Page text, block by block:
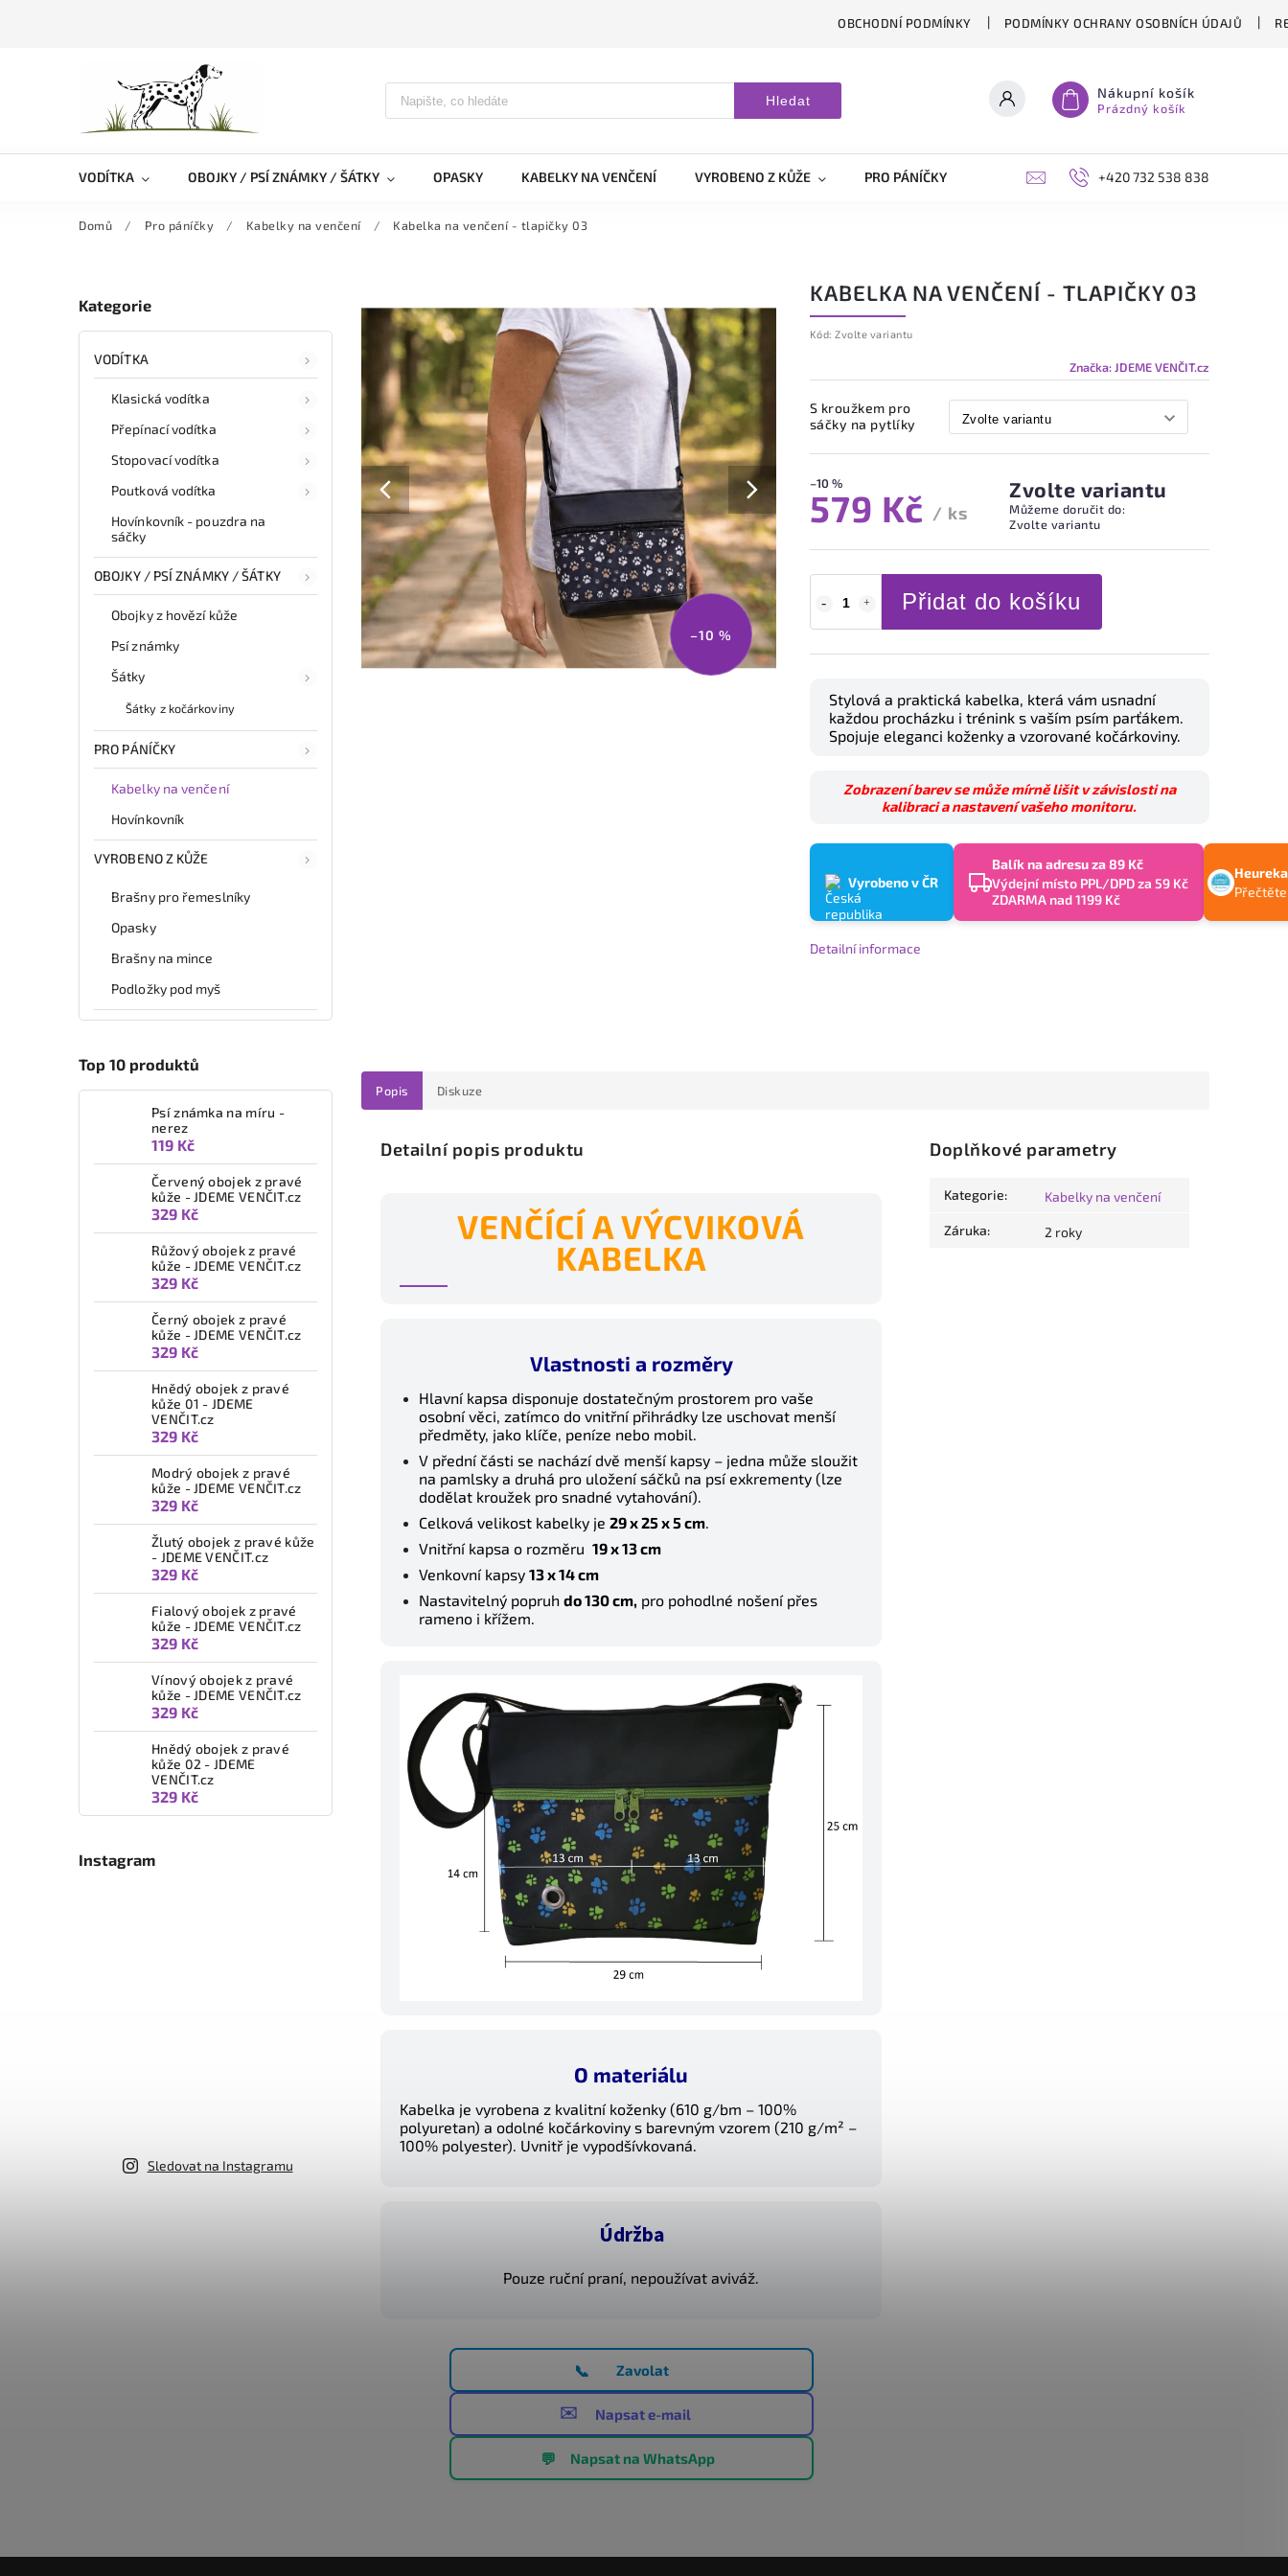
OBCHODNÍ PODMÍNKY PODMÍNKY OCHRANY OSOBNÍCH ÚDAJŮ
Hledat Nákupní košík
Prázdný košík
VODÍTKA OBOJKY / PSÍ ZNÁMKY / ŠÁTKY OPASKY KABELKY NA VENČENÍ VYROBENO Z KŮŽE PRO PÁNÍČKY OPLÁŠTĚNÍ PERGOL NA MÍRU
+420 732 538 838
Domů / Pro páníčky / Kabelky na venčení / Kabelka na venčení - tlapičky 03
Kategorie
VODÍTKA
Klasická vodítka
Přepínací vodítka
Stopovací vodítka
Poutková vodítka
Hovínkovník - pouzdra na
sáčky
OBOJKY / PSÍ ZNÁMKY / ŠÁTKY
Obojky z hovězí kůže
Psí známky
Šátky
Šátky z kočárkoviny
PRO PÁNÍČKY
Kabelky na venčení
Hovínkovník
VYROBENO Z KŮŽE
Brašny pro řemeslníky
Opasky
Brašny na mince
Podložky pod myš
Top 10 produktů
Psí známka na míru -
nerez
119 Kč
Červený obojek z pravé
kůže - JDEME VENČIT.cz
329 Kč
Růžový obojek z pravé
kůže - JDEME VENČIT.cz
329 Kč
Černý obojek z pravé
kůže - JDEME VENČIT.cz
329 Kč
Hnědý obojek z pravé
kůže 01 - JDEME
VENČIT.cz
329 Kč
Modrý obojek z pravé
kůže - JDEME VENČIT.cz
329 Kč
Žlutý obojek z pravé kůže
- JDEME VENČIT.cz
329 Kč
Fialový obojek z pravé
kůže - JDEME VENČIT.cz
329 Kč
Vínový obojek z pravé
kůže - JDEME VENČIT.cz
329 Kč
Hnědý obojek z pravé
kůže 02 - JDEME
VENČIT.cz
329 Kč
Instagram
Sledovat na Instagramu
–10 %
KABELKA NA VENČENÍ - TLAPIČKY 03
Kód: Zvolte variantu
Značka: JDEME VENČIT.cz
S kroužkem pro
sáčky na pytlíky
–10 %
579 Kč / ks
Zvolte variantu
Můžeme doručit do:
Zvolte variantu
Přidat do košíku
Stylová a praktická kabelka, která vám usnadní
každou procházku i trénink s vaším psím parťákem.
Spojuje eleganci koženky a vzorované kočárkoviny.
Zobrazení barev se může mírně lišit v závislosti na
kalibraci a nastavení vašeho monitoru.
Vyrobeno v ČR
Balík na adresu za 89 Kč
Výdejní místo PPL/DPD za 59 Kč
ZDARMA nad 1199 Kč
Detailní informace
Popis Diskuze
Detailní popis produktu
VENČÍCÍ A VÝCVIKOVÁ
KABELKA
Vlastnosti a rozměry
Hlavní kapsa disponuje dostatečným prostorem pro vaše
osobní věci, zatímco do vnitřní přihrádky lze uschovat menší
předměty, jako klíče, peníze nebo mobil.
V přední části se nachází dvě menší kapsy – jedna může sloužit
na pamlsky a druhá pro uložení sáčků na psí exkrementy (lze
dodělat kroužek pro snadné vytahování).
Celková velikost kabelky je 29 x 25 x 5 cm.
Vnitřní kapsa o rozměru 19 x 13 cm
Venkovní kapsy 13 x 14 cm
Nastavitelný popruh do 130 cm, pro pohodlné nošení přes
rameno i křížem.
O materiálu
Kabelka je vyrobena z kvalitní koženky (610 g/bm – 100%
polyuretan) a odolné kočárkoviny s barevným vzorem (210 g/m² –
100% polyester). Uvnitř je vypodšívkovaná.
Údržba
Pouze ruční praní, nepoužívat aviváž.
📞 Zavolat
✉️ Napsat e-mail
💬 Napsat na WhatsApp
Doplňkové parametry
Kategorie: Kabelky na venčení
Záruka: 2 roky
Letní nabídka
Sleva na celý nákup 5%.
Platí do 31.8.
Zadejte kód:
LETO5
Zkopírovat kód Zavřít